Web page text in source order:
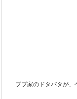
ブブ家のドタバタが、